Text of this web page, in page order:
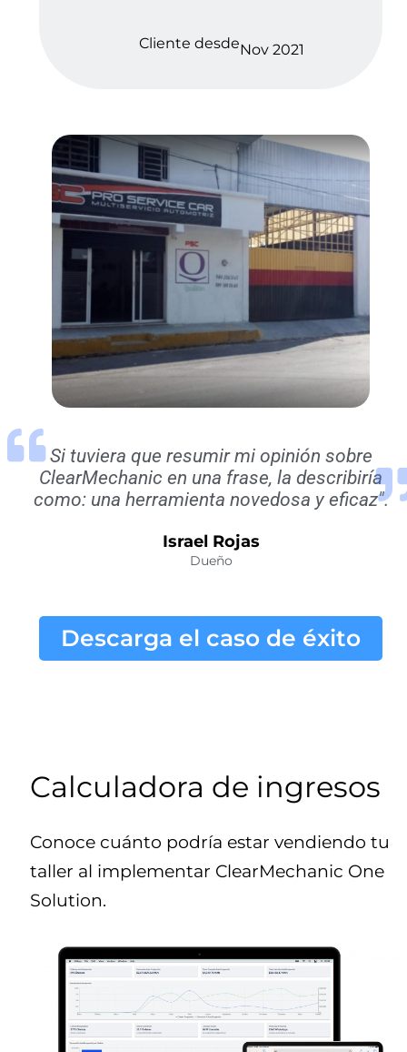
Cliente desdeNov 2021
Si tuviera que resumir mi opinión sobre
ClearMechanic en una frase, la describiría
como: una herramienta novedosa y eficaz".
Israel Rojas
Dueño
Descarga el caso de éxito
Calculadora de ingresos
Conoce cuánto podría estar vendiendo tu
taller al implementar ClearMechanic One
Solution.